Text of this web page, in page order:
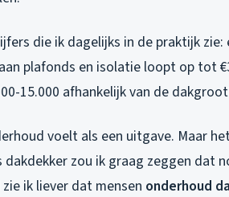
die ik dagelijks in de praktijk
plafonds en isolatie loopt op tot
15.000 afhankelijk van de
voelt als een uitgave. Maar
dakdekker zou ik graag zeggen dat
ik liever dat mensen onderhoud